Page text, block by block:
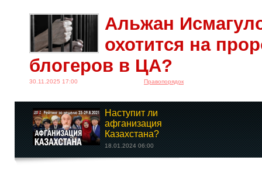
Альжан
охотится на
блогеров в ЦА?
30.11.2025 17:00 Правопорядок
Наступит ли
афганизация
Казахстана?
18.01.2024 06:00